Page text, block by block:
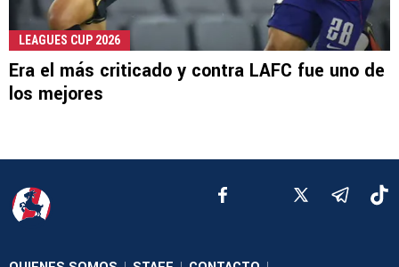
LEAGUES CUP 2026
Era el más criticado y contra LAFC fue uno de
los mejores